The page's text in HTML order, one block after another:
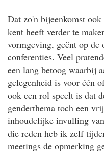
Dat zo'n bijeenkomst
kent heeft verder te
vormgeving, geënt op de
conferenties. Veel
een lang betoog waarbij
gelegenheid is voor één
ook een rol speelt is dat
genderthema toch een
inhoudelijke invulling
die reden heb ik zelf
meetings de opmerking